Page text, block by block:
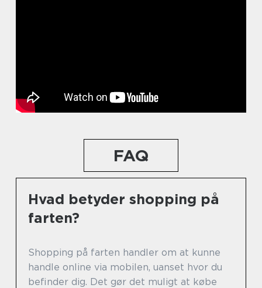
FAQ
Hvad betyder shopping på
farten?
Shopping på farten handler om at kunne
handle online via mobilen, uanset hvor du
befinder dig. Det gør det muligt at købe